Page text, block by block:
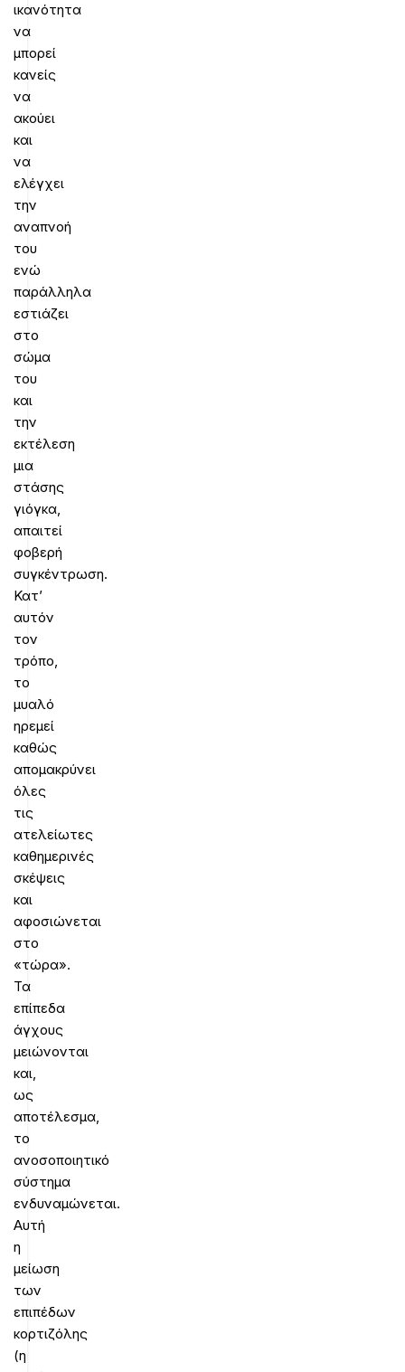
ικανότητα
να
μπορεί
κανείς
να
ακούει
και
να
ελέγχει
την
αναπνοή
του
ενώ
παράλληλα
εστιάζει
στο
σώμα
του
και
την
εκτέλεση
μια
στάσης
γιόγκα,
απαιτεί
φοβερή
συγκέντρωση.
Κατ’
αυτόν
τον
τρόπο,
το
μυαλό
ηρεμεί
καθώς
απομακρύνει
όλες
τις
ατελείωτες
καθημερινές
σκέψεις
και
αφοσιώνεται
στο
«τώρα».
Τα
επίπεδα
άγχους
μειώνονται
και,
ως
αποτέλεσμα,
το
ανοσοποιητικό
σύστημα
ενδυναμώνεται.
Αυτή
η
μείωση
των
επιπέδων
κορτιζόλης
(η